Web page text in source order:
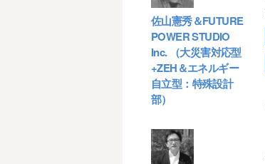
佐山憲秀＆FUTURE
POWER STUDIO
Inc. （大災害対応型
+ZEH＆エネルギー
自立型：特殊設計
部）